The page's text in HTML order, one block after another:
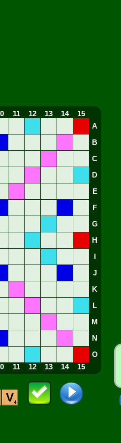
11 12 13 14
15
A
B
C
D
E
F
G
H
J
K
L
M
N
O
11 12 13 14 15
V